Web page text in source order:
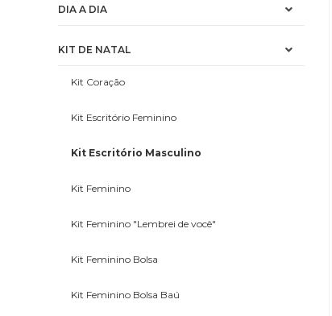
DIA A DIA
KIT DE NATAL
Kit Coração
Kit Escritório Feminino
Kit Escritório Masculino
Kit Feminino
Kit Feminino "Lembrei de você"
Kit Feminino Bolsa
Kit Feminino Bolsa Baú